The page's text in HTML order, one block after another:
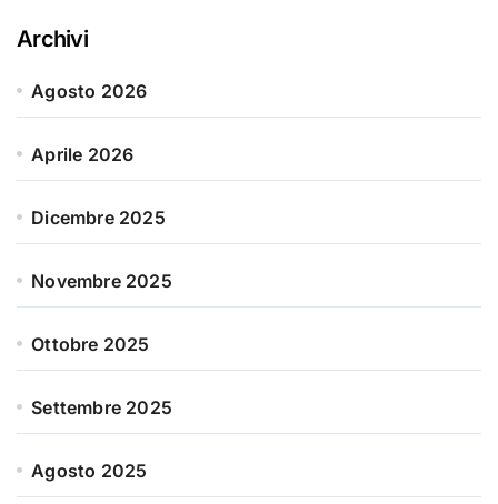
Archivi
Agosto 2026
Aprile 2026
Dicembre 2025
Novembre 2025
Ottobre 2025
Settembre 2025
Agosto 2025